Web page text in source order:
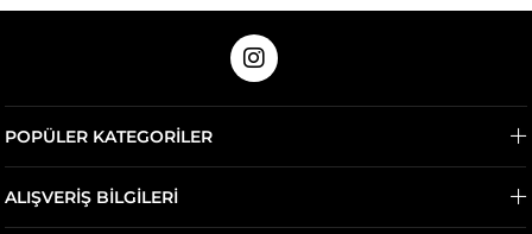
POPÜLER KATEGORİLER
ALIŞVERİŞ BİLGİLERİ